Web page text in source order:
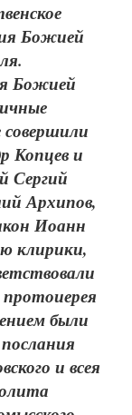
Божией
Божией
Копцев и
Сергий
Архипов,
Иоанн
клирики,
были
и всея